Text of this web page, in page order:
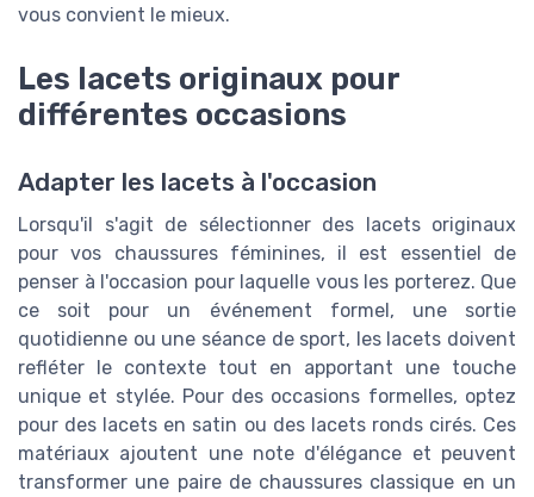
vous convient le mieux.
Les lacets originaux pour
différentes occasions
Adapter les lacets à l'occasion
Lorsqu'il s'agit de sélectionner des lacets originaux
pour vos chaussures féminines, il est essentiel de
penser à l'occasion pour laquelle vous les porterez. Que
ce soit pour un événement formel, une sortie
quotidienne ou une séance de sport, les lacets doivent
refléter le contexte tout en apportant une touche
unique et stylée. Pour des occasions formelles, optez
pour des lacets en satin ou des lacets ronds cirés. Ces
matériaux ajoutent une note d'élégance et peuvent
transformer une paire de chaussures classique en un